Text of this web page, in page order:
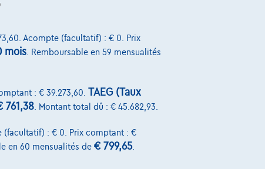
Découvrez toute la gamme BMW X4
Acompte (facultatif) : € 0. Prix
mois . Remboursable en 59 mensualités
: € 39.273,60. TAEG (Taux
761,38 . Montant total dû : € 45.682,93.
(facultatif) : € 0. Prix comptant : €
en 60 mensualités de € 799,65.